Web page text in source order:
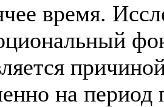
время.
на период